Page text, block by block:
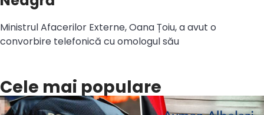
Ministrul Afacerilor Externe, Oana Țoiu, a avut o
convorbire telefonică cu omologul său
Cele mai populare